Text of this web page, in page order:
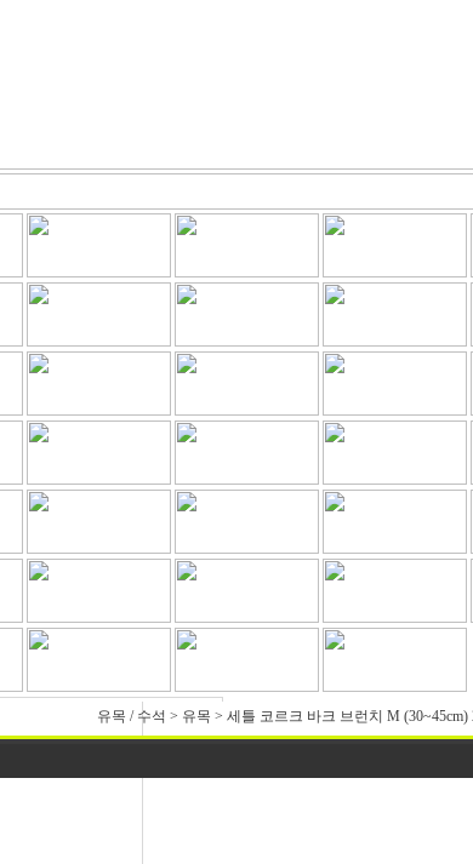
유목 / 수석 > 유목 > 세틀 코르크 바크 브런치 M (30~45cm)